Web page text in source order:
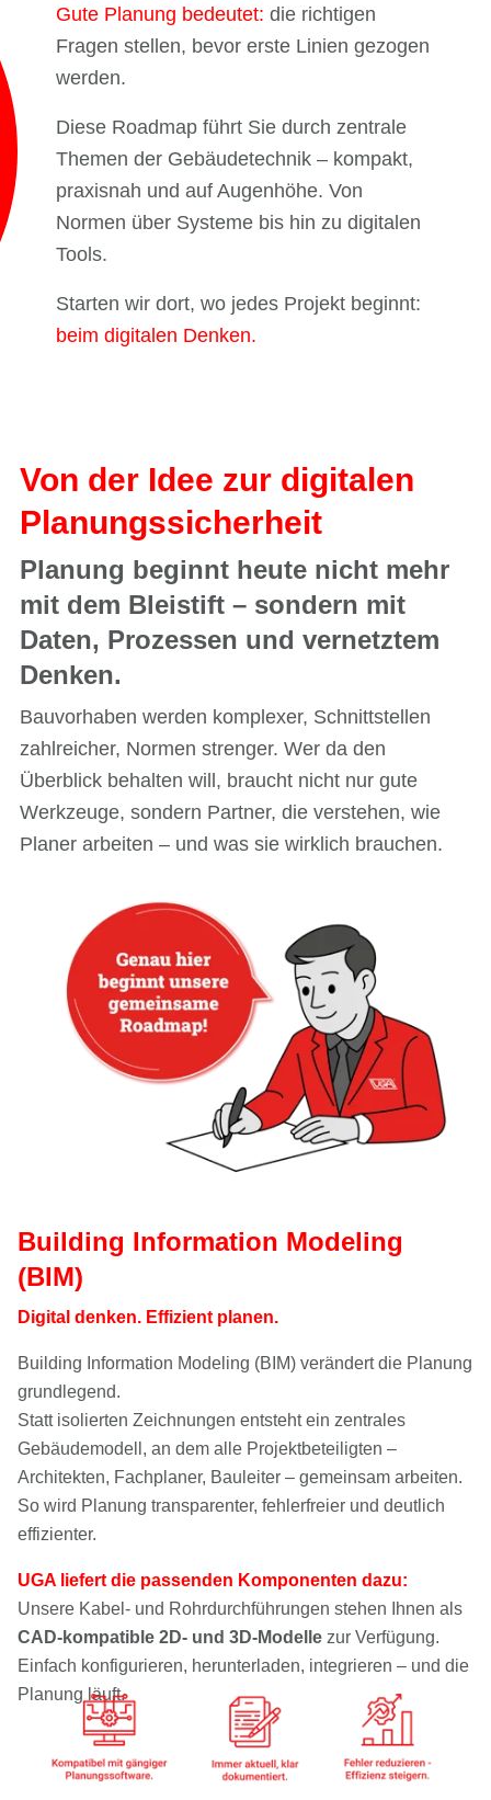
Gute Planung bedeutet: die richtigen
Fragen stellen, bevor erste Linien gezogen
werden.
Diese Roadmap führt Sie durch zentrale
Themen der Gebäudetechnik – kompakt,
praxisnah und auf Augenhöhe. Von
Normen über Systeme bis hin zu digitalen
Tools.
Starten wir dort, wo jedes Projekt beginnt:
beim digitalen Denken.
Von der Idee zur digitalen
Planungssicherheit
Planung beginnt heute nicht mehr
mit dem Bleistift – sondern mit
Daten, Prozessen und vernetztem
Denken.
Bauvorhaben werden komplexer, Schnittstellen
zahlreicher, Normen strenger. Wer da den
Überblick behalten will, braucht nicht nur gute
Werkzeuge, sondern Partner, die verstehen, wie
Planer arbeiten – und was sie wirklich brauchen.
Building Information Modeling
(BIM)
Digital denken. Effizient planen.
Building Information Modeling (BIM) verändert die Planung
grundlegend.
Statt isolierten Zeichnungen entsteht ein zentrales
Gebäudemodell, an dem alle Projektbeteiligten –
Architekten, Fachplaner, Bauleiter – gemeinsam arbeiten.
So wird Planung transparenter, fehlerfreier und deutlich
effizienter.
UGA liefert die passenden Komponenten dazu:
Unsere Kabel- und Rohrdurchführungen stehen Ihnen als
CAD-kompatible 2D- und 3D-Modelle zur Verfügung.
Einfach konfigurieren, herunterladen, integrieren – und die
Planung läuft.